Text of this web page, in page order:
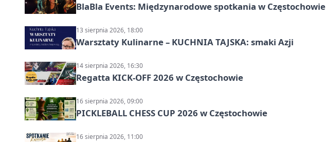
BlaBla Events: Międzynarodowe spotkania w Częstochowie
13 sierpnia 2026, 18:00
Warsztaty Kulinarne – KUCHNIA TAJSKA: smaki Azji
14 sierpnia 2026, 16:30
Regatta KICK-OFF 2026 w Częstochowie
16 sierpnia 2026, 09:00
PICKLEBALL CHESS CUP 2026 w Częstochowie
16 sierpnia 2026, 11:00